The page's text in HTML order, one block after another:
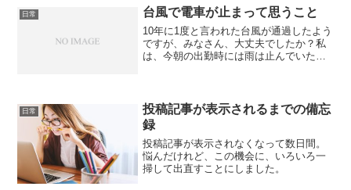
く呼ばれて検査ができて、...
日常 台風で電車が止まって思うこと
10年に1度と言われた台風が通過したよう
ですが、みなさん、大丈夫でしたか？私
は、今朝の出勤時には雨は止んでいたの
に電車が来て乗った...
日常
投稿記事が表示されるまでの備忘
録
投稿記事が表示されなくなって数日間。
悩んだけれど、この機会に、いろいろ一
掃して出直すことにしました。